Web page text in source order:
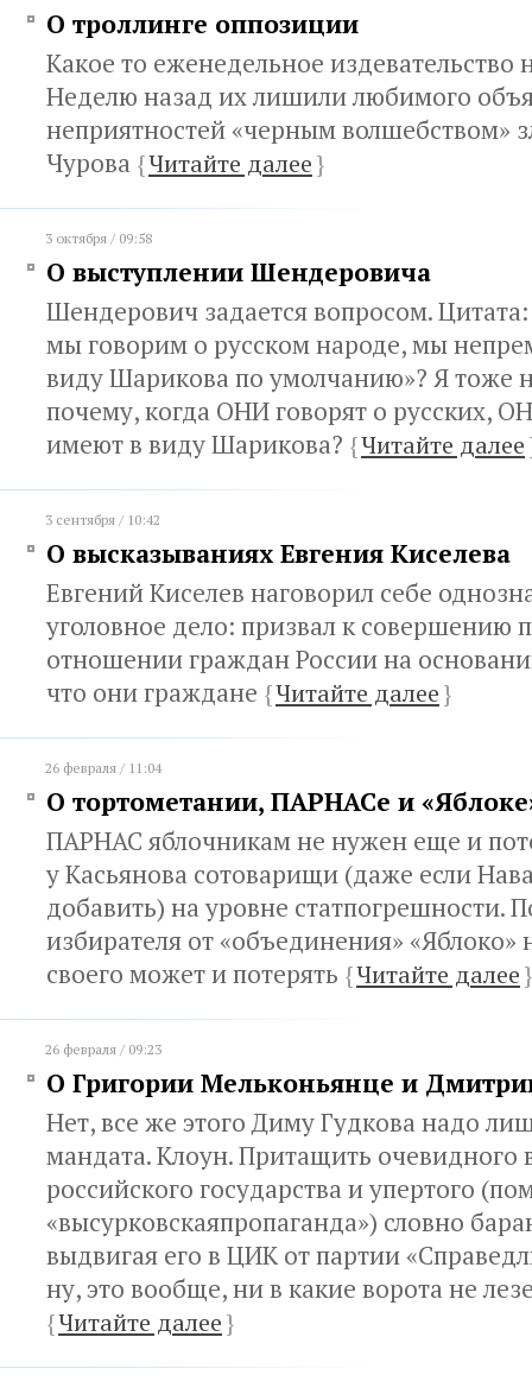
О троллинге оппозиции
Какое то еженедельное издевательство
Неделю назад их лишили любимого
неприятностей «черным волшебством»
Чурова {Читайте далее}
3 октября / 09:58
О выступлении Шендеровича
Шендерович задается вопросом.
мы говорим о русском народе, мы
виду Шарикова по умолчанию»? Я тоже
почему, когда ОНИ говорят о русских,
имеют в виду Шарикова? {Читайте далее
3 сентября / 10:42
О высказываниях Евгения Киселева
Евгений Киселев наговорил себе
уголовное дело: призвал к совершению
отношении граждан России на
что они граждане {Читайте далее}
26 февраля / 11:04
О тортометании, ПАРНАСе и
ПАРНАС яблочникам не нужен еще и
у Касьянова сотоварищи (даже если
добавить) на уровне статпогрешности.
избирателя от «объединения» «Яблоко»
своего может и потерять {Читайте далее}
26 февраля / 09:23
О Григории Мельконьянце и
Нет, все же этого Диму Гудкова надо
мандата. Клоун. Притащить очевидного
российского государства и упертого
«высурковскаяпропаганда») словно
выдвигая его в ЦИК от партии
ну, это вообще, ни в какие ворота не
{Читайте далее}